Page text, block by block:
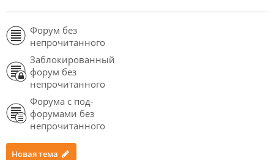
Форум без
непрочитанного
Заблокированный
форум без
непрочитанного
Форума с под-
форумами без
непрочитанного
Новая тема